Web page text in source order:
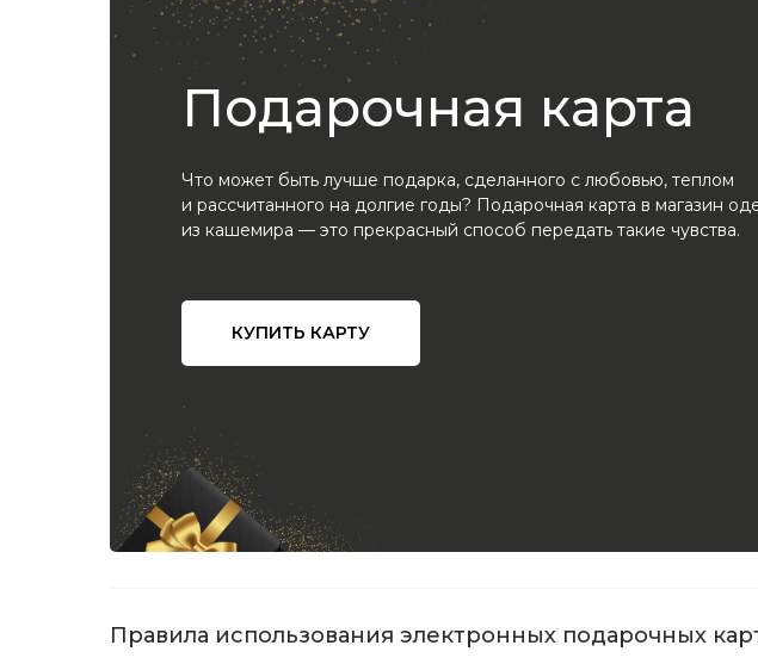
Подарочная карта
Что может быть лучше подарка, сделанного с любовью, теплом
и рассчитанного на долгие годы? Подарочная карта в магазин
из кашемира — это прекрасный способ передать такие чувства.
КУПИТЬ КАРТУ
Правила использования электронных подарочных